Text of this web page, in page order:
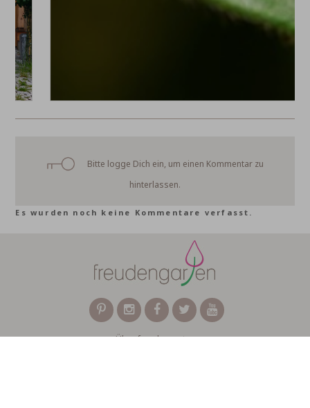
Bitte logge Dich ein, um einen Kommentar zu
hinterlassen.
Es wurden noch keine Kommentare verfasst.
Über freudengarten